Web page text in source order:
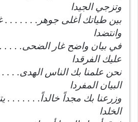
وتزجي الجيدا
بين طياتك أغلى جوهر. . . . . . .
وانتضدا
في بيان واضح غار الضحى. . . .
عليك الفرقدا
نحن علمنا بك الناس الهدى. . . .
البيان المفردا
وزرعنا بك مجداً خالداً. . . . . . .
الخلدا